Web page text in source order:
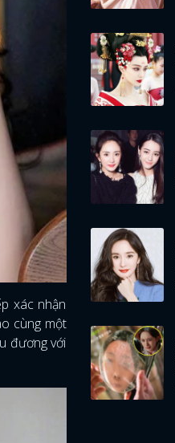
xác nhận
cùng một
đương với